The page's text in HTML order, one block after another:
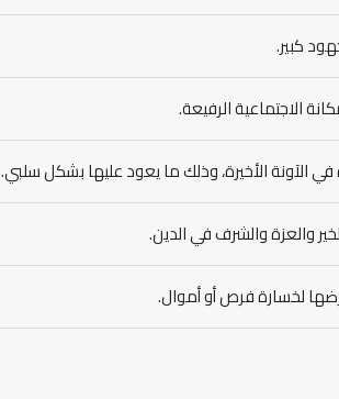
كبير.
الاجتماعية الرفيعة.
الآونة الأخيرة، وذلك ما يعود عليها بشكل سلبي.
والعزة والشرف في الدين.
لخسارة فرص أو أموال.